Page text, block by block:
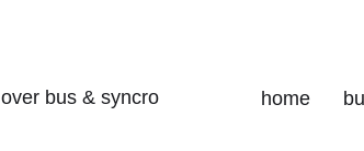
over bus & syncro home